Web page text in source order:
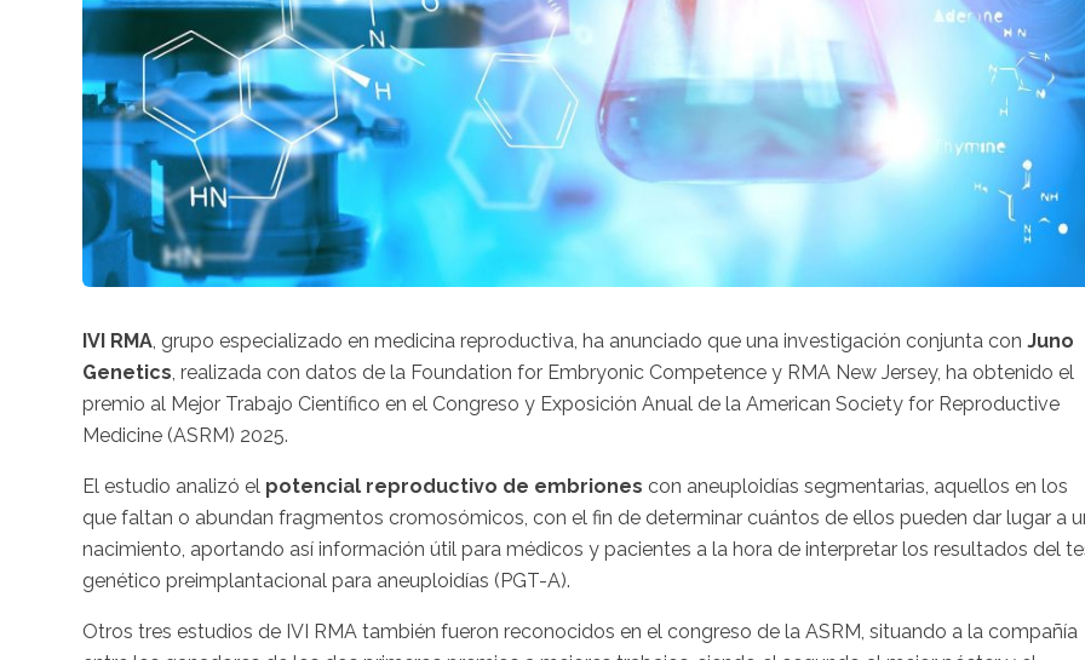
IVI RMA , grupo especializado en medicina reproductiva, ha anunciado que una investigación conjunta con Juno
Genetics , realizada con datos de la Foundation for Embryonic Competence y RMA New Jersey, ha obtenido el
premio al Mejor Trabajo Científico en el Congreso y Exposición Anual de la American Society for Reproductive
Medicine (ASRM) 2025.
El estudio analizó el potencial reproductivo de embriones con aneuploidías segmentarias, aquellos en los
que faltan o abundan fragmentos cromosómicos, con el fin de determinar cuántos de ellos pueden dar lugar a
nacimiento, aportando así información útil para médicos y pacientes a la hora de interpretar los resultados del
genético preimplantacional para aneuploidías (PGT-A).
Otros tres estudios de IVI RMA también fueron reconocidos en el congreso de la ASRM, situando a la compañía